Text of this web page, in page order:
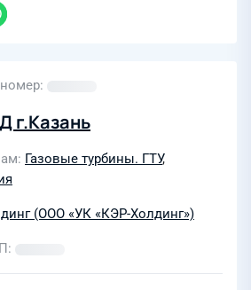
г.Казань
Газовые турбины. ГТУ,
(ООО «УК «КЭР-Холдинг»)